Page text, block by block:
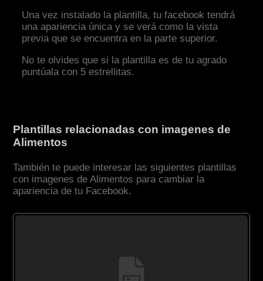
Una vez instalado la plantilla, tu facebook tendrá
una apariencia única y se verá como la vista
previa que se encuentra en la parte superior.
No te olvides que si la plantilla es de tu agrado
puntúala con 5 estrellitas.
Plantillas relacionadas con imagenes de
Alimentos
También te puede interesar las siguientes plantillas
con imagenes de Alimentos para cambiar la
apariencia de tu Facebook.